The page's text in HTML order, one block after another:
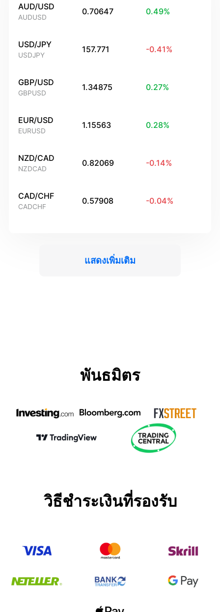
AUD/USD
AUDUSD
0.70647 0.49%
USD/JPY
USDJPY
157.771 -0.41%
GBP/USD
GBPUSD
1.34875 0.27%
EUR/USD
EURUSD
1.15563 0.28%
NZD/CAD
NZDCAD
0.82069 -0.14%
CAD/CHF
CADCHF
0.57908 -0.04%
แสดงเพิ่มเติม
พันธมิตร
วิธีชำระเงินที่รองรับ